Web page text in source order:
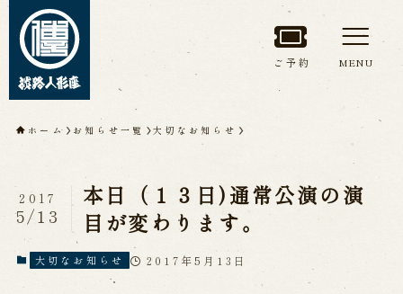
トップページ
淡路人形座について
淡路人形座とは
座員紹介
人間国宝 故鶴澤友路師匠
淡路人形座の成り立ち
淡路人形座で研修した人々
淡路人形浄瑠璃を受け継いで
ご予約 MENU
ホーム お知らせ一覧 大切なお知らせ
本日（１３日)通常公演の演
目が変わります。
2017
5/13
大切なお知らせ 2017年5月13日